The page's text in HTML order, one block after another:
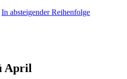
In absteigender Reihenfolge
April